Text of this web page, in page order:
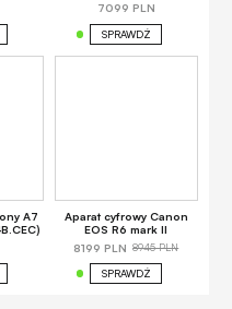
7099 PLN
SPRAWDŹ
A7
Aparat cyfrowy Canon
EOS R6 mark II
8199 PLN 8945 PLN
SPRAWDŹ